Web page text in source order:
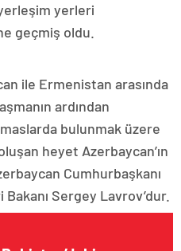
yerleri
geçmiş oldu.
ile Ermenistan arasında
ardından
bulunmak üzere
heyet Azerbaycan’ın
Cumhurbaşkanı
Sergey Lavrov’dur.